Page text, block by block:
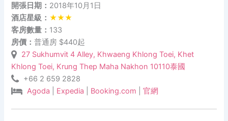
開張日期： 2018年10月1日
酒店星級： ★★★
客房數量： 133
房價：普通房 $440起
27 Sukhumvit 4 Alley, Khwaeng Khlong Toei, Khet
Khlong Toei, Krung Thep Maha Nakhon 10110泰國
+66 2 659 2828
Agoda
Expedia Booking.com |官網